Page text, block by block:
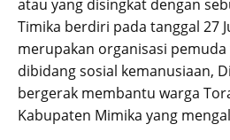
atau yang disingkat dengan
Timika berdiri pada tanggal 27
merupakan organisasi
dibidang sosial kemanusiaan,
bergerak membantu warga
Kabupaten Mimika yang